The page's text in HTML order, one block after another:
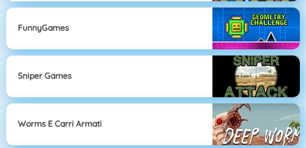
FunnyGames
Sniper Games
Worms E Carri Armati